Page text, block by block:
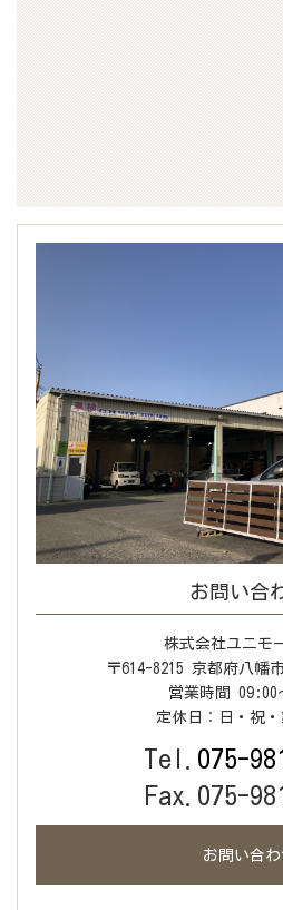
お問い合
株式会社ユニモ
〒614-8215 京都府八幡
営業時間 09:00
定休日：日・祝
Tel. 075-
Fax.075-
お問い合わ